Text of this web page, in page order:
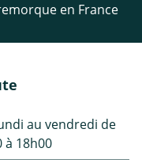
en France
au vendredi de
à 18h00